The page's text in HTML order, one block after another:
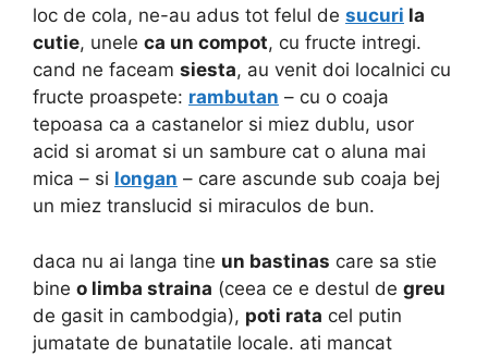
loc de cola, ne-au adus tot felul de sucuri la
cutie, unele ca un compot, cu fructe intregi.
cand ne faceam siesta, au venit doi localnici cu
fructe proaspete: rambutan – cu o coaja
tepoasa ca a castanelor si miez dublu, usor
acid si aromat si un sambure cat o aluna mai
mica – si longan – care ascunde sub coaja bej
un miez translucid si miraculos de bun.
daca nu ai langa tine un bastinas care sa stie
bine o limba straina (ceea ce e destul de greu
de gasit in cambodgia), poti rata cel putin
jumatate de bunatatile locale. ati mancat